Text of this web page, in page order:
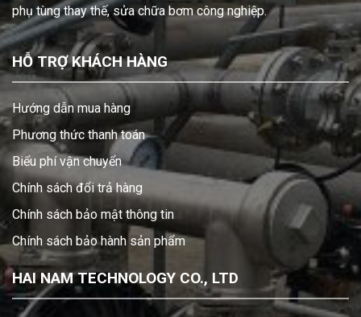
phụ tùng thay thế, sửa chữa bơm công nghiệp.
HỖ TRỢ KHÁCH HÀNG
Hướng dẫn mua hàng
Phương thức thanh toán
Biểu phí vận chuyển
Chính sách đổi trả hàng
Chính sách bảo mật thông tin
Chính sách bảo hành sản phẩm
HAI NAM TECHNOLOGY CO., LTD